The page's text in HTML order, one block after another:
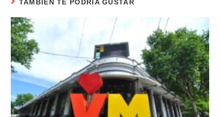
TAMBIÉN TE PODRÍA GUSTAR